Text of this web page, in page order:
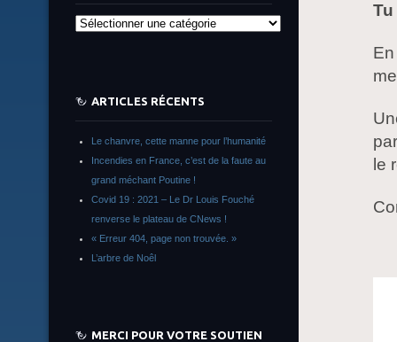
le
Catégories
ARTICLES RÉCENTS
Le chanvre, cette manne pour l’humanité
Incendies en France, c’est de la faute au
grand méchant Poutine !
Covid 19 : 2021 – Le Dr Louis Fouché
renverse le plateau de CNews !
« Erreur 404, page non trouvée. »
L’arbre de Noêl
MERCI POUR VOTRE SOUTIEN